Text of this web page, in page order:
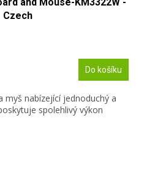
and Mouse-KM3322W -
Czech
Do košíku
myš nabízející jednoduchý a
spolehlivý výkon